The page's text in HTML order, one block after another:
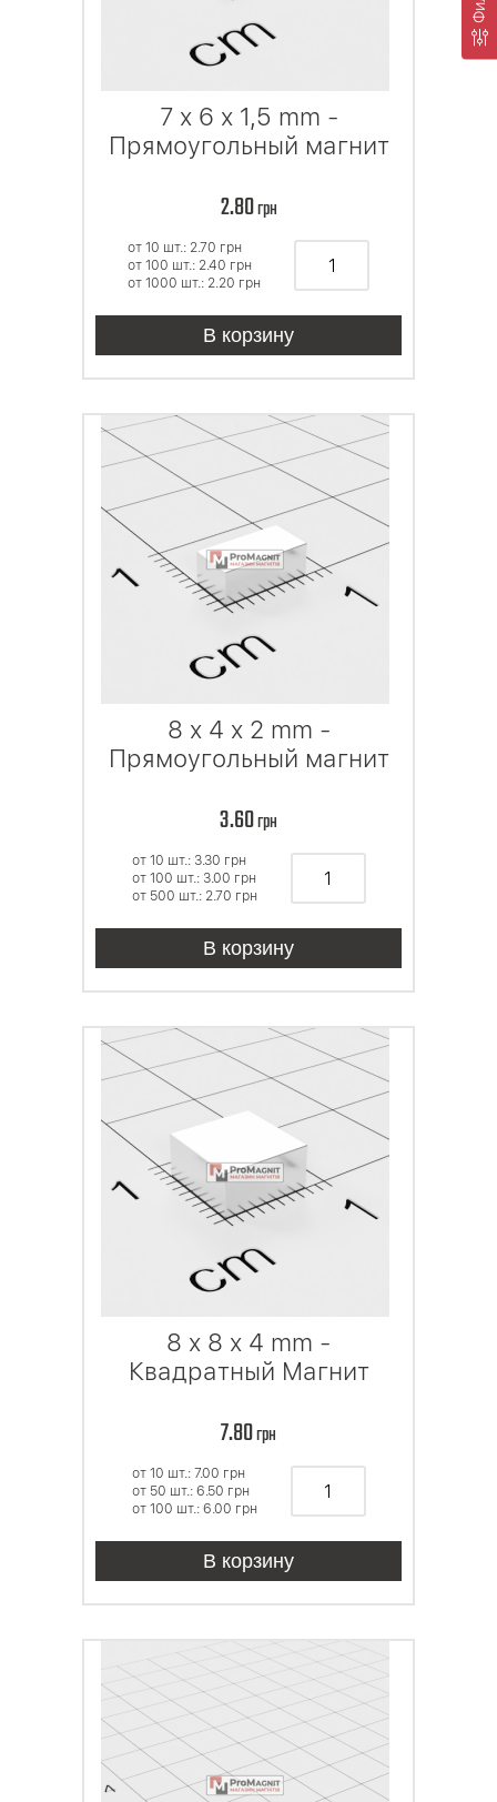
7 x 6 x 1,5 mm -
Прямоугольный магнит
2.80грн
от 10 шт.: 2.70 грн
от 100 шт.: 2.40 грн
от 1000 шт.: 2.20 грн
В корзину
8 x 4 x 2 mm -
Прямоугольный магнит
3.60грн
от 10 шт.: 3.30 грн
от 100 шт.: 3.00 грн
от 500 шт.: 2.70 грн
В корзину
8 x 8 x 4 mm -
Квадратный Магнит
7.80грн
от 10 шт.: 7.00 грн
от 50 шт.: 6.50 грн
от 100 шт.: 6.00 грн
В корзину